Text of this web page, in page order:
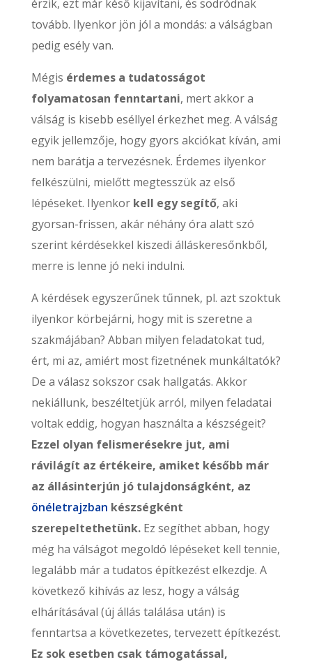
érzik, ezt már késő kijavítani, és sodródnak
tovább. Ilyenkor jön jól a mondás: a válságban
pedig esély van.
Mégis érdemes a tudatosságot
folyamatosan fenntartani, mert akkor a
válság is kisebb eséllyel érkezhet meg. A válság
egyik jellemzője, hogy gyors akciókat kíván, ami
nem barátja a tervezésnek. Érdemes ilyenkor
felkészülni, mielőtt megtesszük az első
lépéseket. Ilyenkor kell egy segítő, aki
gyorsan-frissen, akár néhány óra alatt szó
szerint kérdésekkel kiszedi álláskeresőnkből,
merre is lenne jó neki indulni.
A kérdések egyszerűnek tűnnek, pl. azt szoktuk
ilyenkor körbejárni, hogy mit is szeretne a
szakmájában? Abban milyen feladatokat tud,
ért, mi az, amiért most fizetnének munkáltatók?
De a válasz sokszor csak hallgatás. Akkor
nekiállunk, beszéltetjük arról, milyen feladatai
voltak eddig, hogyan használta a készségeit?
Ezzel olyan felismerésekre jut, ami
rávilágít az értékeire, amiket később már
az állásinterjún jó tulajdonságként, az
önéletrajzban készségként
szerepeltethetünk.Ez segíthet abban, hogy
még ha válságot megoldó lépéseket kell tennie,
legalább már a tudatos építkezést elkezdje. A
következő kihívás az lesz, hogy a válság
elhárításával (új állás találása után) is
fenntartsa a következetes, tervezett építkezést.
Ez sok esetben csak támogatással,